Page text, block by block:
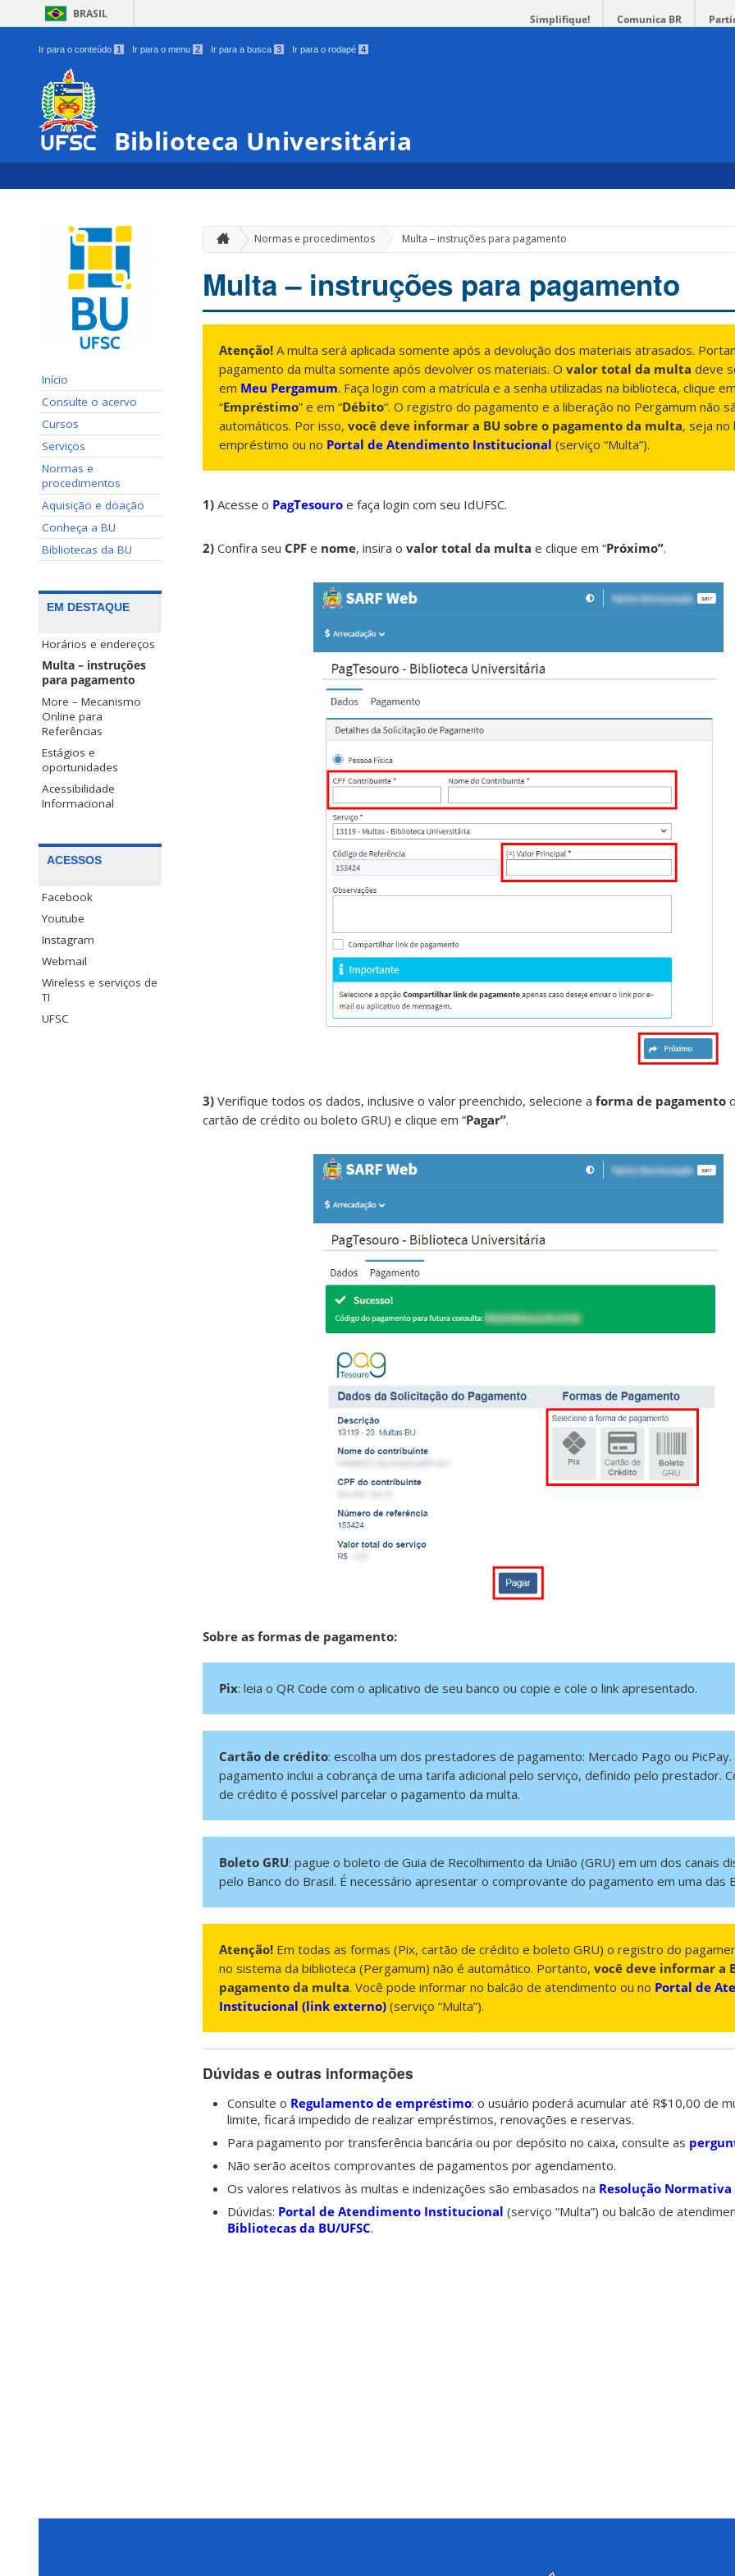
BRASIL Simplifique! Comunica BR
Ir para o conteúdo 1 Ir para o menu 2 Ir para a busca 3 Ir para o rodapé 4
Biblioteca Universitária
Início
Consulte o acervo
Cursos
Serviços
Normas e
procedimentos
Aquisição e doação
Conheça a BU
Bibliotecas da BU
EM DESTAQUE
Horários e endereços
Multa – instruções
para pagamento
More – Mecanismo
Online para
Referências
Estágios e
oportunidades
Acessibilidade
Informacional
ACESSOS
Facebook
Youtube
Instagram
Webmail
Wireless e serviços de
TI
UFSC
Normas e procedimentos Multa – instruções para pagamento
Multa – instruções para pagamento
Atenção! A multa será aplicada somente após a devolução dos materiais atrasados.
pagamento da multa somente após devolver os materiais. O valor total da multa deve
em Meu Pergamum. Faça login com a matrícula e a senha utilizadas na biblioteca, clique em
“Empréstimo” e em “Débito“. O registro do pagamento e a liberação no Pergamum não
automáticos. Por isso, você deve informar a BU sobre o pagamento da multa, seja no
empréstimo ou no Portal de Atendimento Institucional (serviço “Multa”).
1) Acesse o PagTesouro e faça login com seu IdUFSC.
2) Confira seu CPF e nome, insira o valor total da multa e clique em “Próximo”.
3) Verifique todos os dados, inclusive o valor preenchido, selecione a forma de pagamento
cartão de crédito ou boleto GRU) e clique em “Pagar”.
Sobre as formas de pagamento:
Pix: leia o QR Code com o aplicativo de seu banco ou copie e cole o link apresentado.
Cartão de crédito: escolha um dos prestadores de pagamento: Mercado Pago ou
pagamento inclui a cobrança de uma tarifa adicional pelo serviço, definido pelo prestador.
de crédito é possível parcelar o pagamento da multa.
Boleto GRU: pague o boleto de Guia de Recolhimento da União (GRU) em um dos canais
pelo Banco do Brasil. É necessário apresentar o comprovante do pagamento em uma das
Atenção! Em todas as formas (Pix, cartão de crédito e boleto GRU) o registro do
no sistema da biblioteca (Pergamum) não é automático. Portanto, você deve informar a
pagamento da multa. Você pode informar no balcão de atendimento ou no Portal de
Institucional (link externo) (serviço “Multa”).
Dúvidas e outras informações
Consulte o Regulamento de empréstimo: o usuário poderá acumular até R$10,00 de
limite, ficará impedido de realizar empréstimos, renovações e reservas.
Para pagamento por transferência bancária ou por depósito no caixa, consulte as
Não serão aceitos comprovantes de pagamentos por agendamento.
Os valores relativos às multas e indenizações são embasados na Resolução Normativa
Dúvidas: Portal de Atendimento Institucional (serviço “Multa”) ou balcão de
Bibliotecas da BU/UFSC.